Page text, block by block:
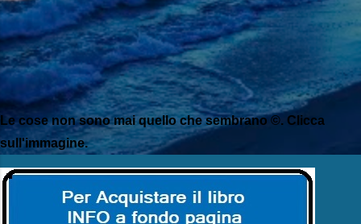
Le cose non sono mai quello che sembrano ©. Clicca
sull'immagine.